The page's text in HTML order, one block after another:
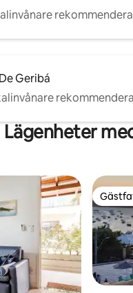
Geribá
Lägenheter